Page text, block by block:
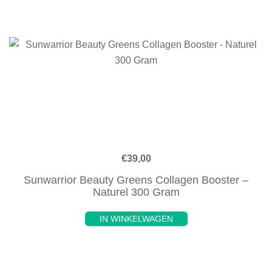
€39,00
Sunwarrior Beauty Greens Collagen Booster –
Naturel 300 Gram
IN WINKELWAGEN